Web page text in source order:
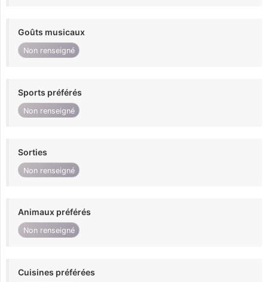
Goûts musicaux
Non renseigné
Sports préférés
Non renseigné
Sorties
Non renseigné
Animaux préférés
Non renseigné
Cuisines préférées